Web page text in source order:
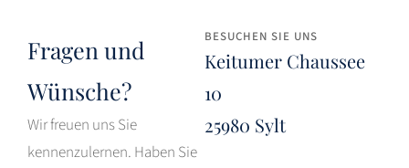
Fragen und
Wünsche?
Wir freuen uns Sie
kennenzulernen. Haben Sie
BESUCHEN SIE UNS
Keitumer Chaussee
10
25980 Sylt